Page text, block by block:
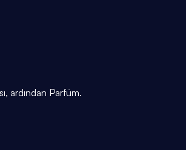
ardından Parfüm.